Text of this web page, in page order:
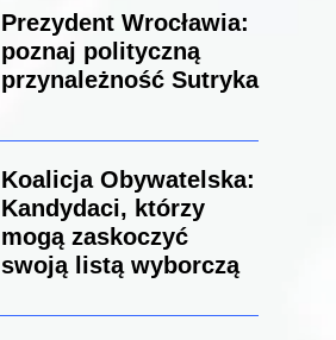
Prezydent Wrocławia:
poznaj polityczną
przynależność Sutryka
Koalicja Obywatelska:
Kandydaci, którzy
mogą zaskoczyć
swoją listą wyborczą